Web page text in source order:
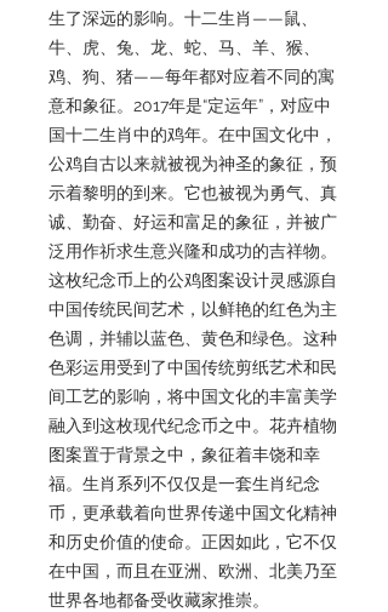
生了深远的影响。十二生肖——鼠、
牛、虎、兔、龙、蛇、马、羊、猴、
鸡、狗、猪——每年都对应着不同的寓
意和象征。2017年是“定运年”，对应中
国十二生肖中的鸡年。在中国文化中，
公鸡自古以来就被视为神圣的象征，预
示着黎明的到来。它也被视为勇气、真
诚、勤奋、好运和富足的象征，并被广
泛用作祈求生意兴隆和成功的吉祥物。
这枚纪念币上的公鸡图案设计灵感源自
中国传统民间艺术，以鲜艳的红色为主
色调，并辅以蓝色、黄色和绿色。这种
色彩运用受到了中国传统剪纸艺术和民
间工艺的影响，将中国文化的丰富美学
融入到这枚现代纪念币之中。花卉植物
图案置于背景之中，象征着丰饶和幸
福。生肖系列不仅仅是一套生肖纪念
币，更承载着向世界传递中国文化精神
和历史价值的使命。正因如此，它不仅
在中国，而且在亚洲、欧洲、北美乃至
世界各地都备受收藏家推崇。